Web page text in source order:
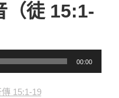
（徒 15:1-
00:00
15:1-19